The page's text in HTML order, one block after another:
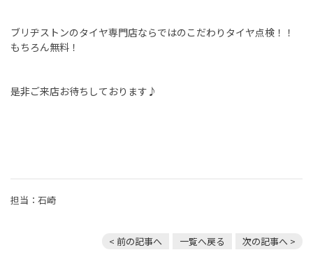
ブリヂストンのタイヤ専門店ならではのこだわりタイヤ点検！！
もちろん無料！
是非ご来店お待ちしております♪
担当：石崎
< 前の記事へ 一覧へ戻る 次の記事へ >